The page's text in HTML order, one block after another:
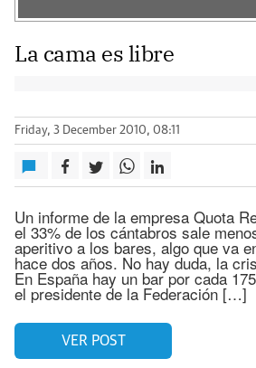
La cama es libre
Friday, 3 December 2010, 08:11
Un informe de la empresa Quota
el 33% de los cántabros sale
aperitivo a los bares, algo que va
hace dos años. No hay duda, la
En España hay un bar por cada
el presidente de la Federación […]
VER POST